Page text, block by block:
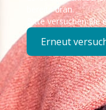
bereits dran.
Bitte versuchen
Erneut